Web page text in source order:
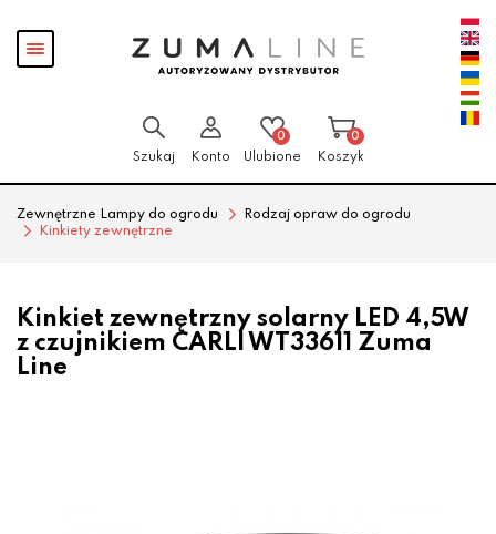
Pokaż
menu
Szukaj Konto
0
Ulubione
0
Koszyk
Zewnętrzne Lampy do ogrodu
Rodzaj opraw do ogrodu
Kinkiety zewnętrzne
Kinkiet zewnętrzny solarny LED 4,5W
z czujnikiem CARLI WT33611 Zuma
Line